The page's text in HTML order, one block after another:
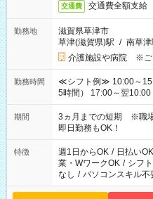
交通費 交通費全額支給
勤務地
滋賀県草津市
草津(滋賀県)駅 / 南草津
介護施設や病院 ※ご
勤務時間
≪シフト例≫ 10:00～
5時間） 17:00～翌10:00（実働15
働く時間は調整できま
期間
3ヵ月までの短期 ※職
即日勤務もOK！
特徴 週1日からOK / 日払いOK
業・WワークOK / シフ
なし / パソコンスキル不